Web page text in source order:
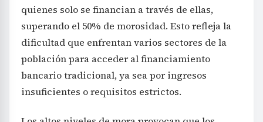
quienes solo se financian a través de ellas,
superando el 50% de morosidad. Esto refleja la
dificultad que enfrentan varios sectores de la
población para acceder al financiamiento
bancario tradicional, ya sea por ingresos
insuficientes o requisitos estrictos.